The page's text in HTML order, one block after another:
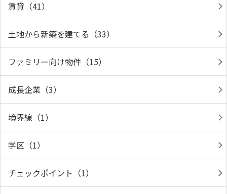
賃貸（41）
土地から新築を建てる（33）
ファミリー向け物件（15）
成長企業（3）
境界線（1）
学区（1）
チェックポイント（1）